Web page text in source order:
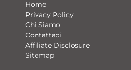
Home
Privacy Policy
Chi Siamo
Contattaci​
Affiliate Disclosure
Sitemap